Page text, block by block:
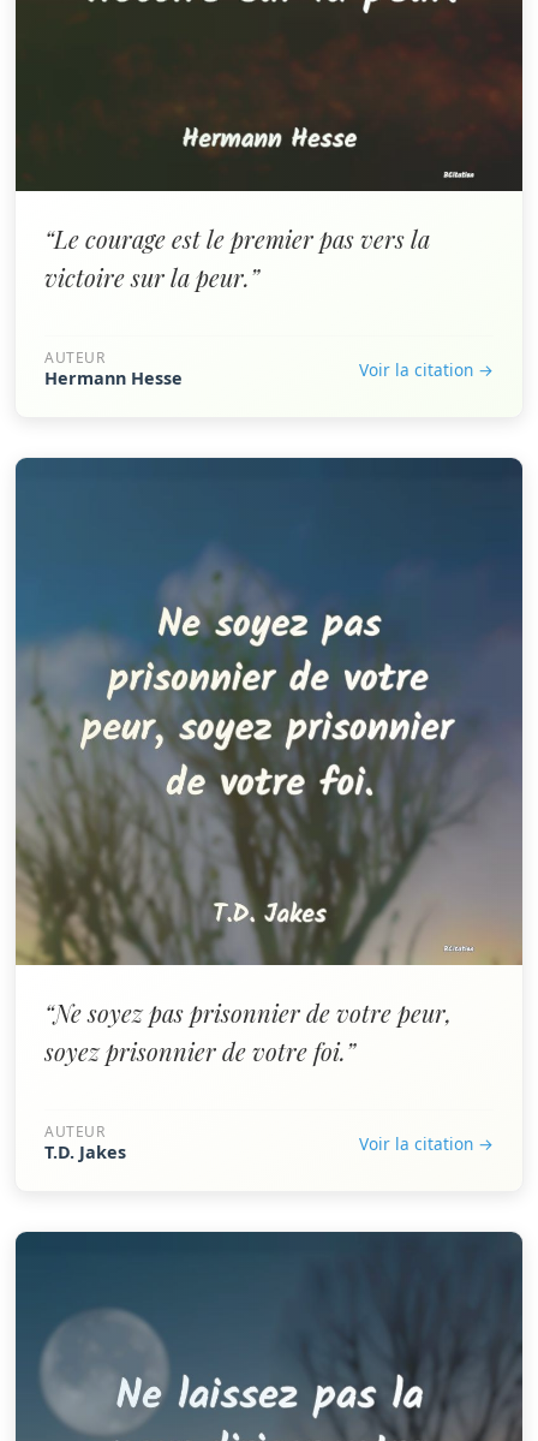
“Le courage est le premier pas vers la
victoire sur la peur.”
AUTEUR
Hermann Hesse Voir la citation →
“Ne soyez pas prisonnier de votre peur,
soyez prisonnier de votre foi.”
AUTEUR
T.D. Jakes Voir la citation →